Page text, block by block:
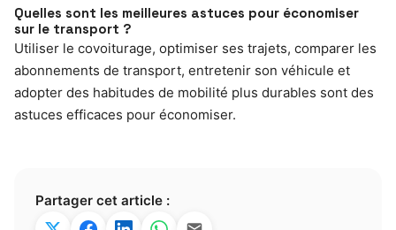
Quelles sont les meilleures astuces pour économiser
sur le transport ?
Utiliser le covoiturage, optimiser ses trajets, comparer les
abonnements de transport, entretenir son véhicule et
adopter des habitudes de mobilité plus durables sont des
astuces efficaces pour économiser.
Partager cet article :